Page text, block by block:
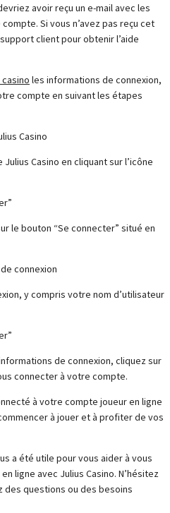
avoir reçu un e-mail avec les
Si vous n’avez pas reçu cet
client pour obtenir l’aide
les informations de connexion,
compte en suivant les étapes
Casino
Casino en cliquant sur l’icône
le bouton “Se connecter” situé en
connexion
y compris votre nom d’utilisateur
de connexion, cliquez sur
connecter à votre compte.
à votre compte joueur en ligne
à jouer et à profiter de vos
a été utile pour vous aider à vous
ligne avec Julius Casino. N’hésitez
des questions ou des besoins